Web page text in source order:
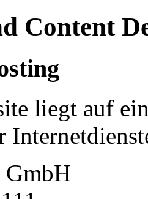
Content
liegt auf
GmbH